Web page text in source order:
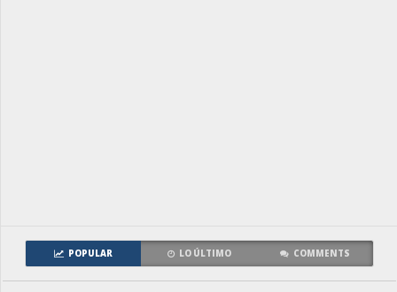
POPULAR LO ÚLTIMO COMMENTS